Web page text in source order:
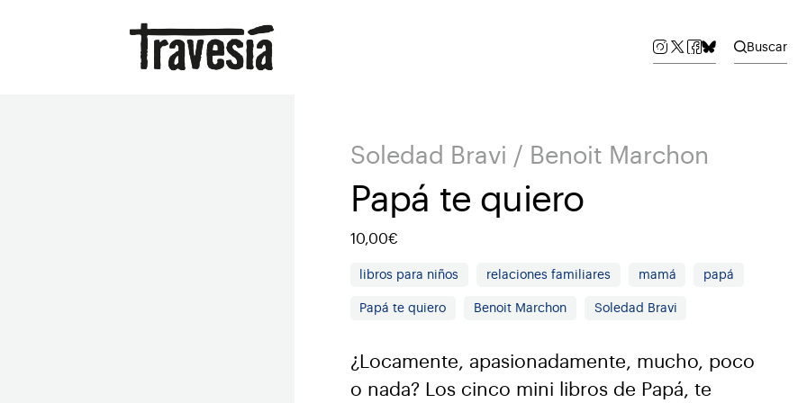
Buscar
Soledad Bravi / Benoit Marchon
Papá te quiero
10,00€
libros para niños relaciones familiares mamá papá
Papá te quiero Benoit Marchon Soledad Bravi
¿Locamente, apasionadamente, mucho, poco
o nada? Los cinco mini libros de Papá, te